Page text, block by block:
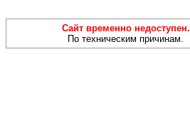
Сайт временно недоступен.
По техническим причинам.